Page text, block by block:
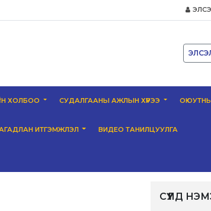
ХОЛБОО СУДАЛГААНЫ АЖЛЫН ХҮРЭЭ
ИТГЭМЖЛЭЛ ВИДЕО ТАНИЛЦУУЛГА
СҮҮЛД